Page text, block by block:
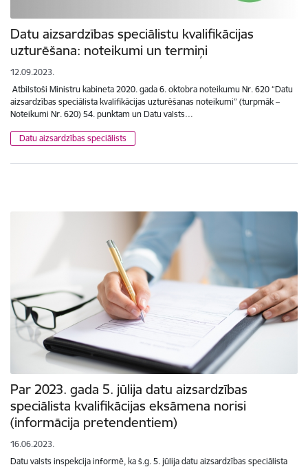
Datu aizsardzības speciālistu kvalifikācijas
uzturēšana: noteikumi un termiņi
12.09.2023.
​ Atbilstoši Ministru kabineta 2020. gada 6. oktobra noteikumu Nr. 620 “Datu
aizsardzības speciālista kvalifikācijas uzturēšanas noteikumi” (turpmāk –
Noteikumi Nr. 620) 54. punktam un Datu valsts…
Datu aizsardzības speciālists
Par 2023. gada 5. jūlija datu aizsardzības
speciālista kvalifikācijas eksāmena norisi
(informācija pretendentiem)
16.06.2023.
Datu valsts inspekcija informē, ka š.g. 5. jūlija datu aizsardzības speciālista